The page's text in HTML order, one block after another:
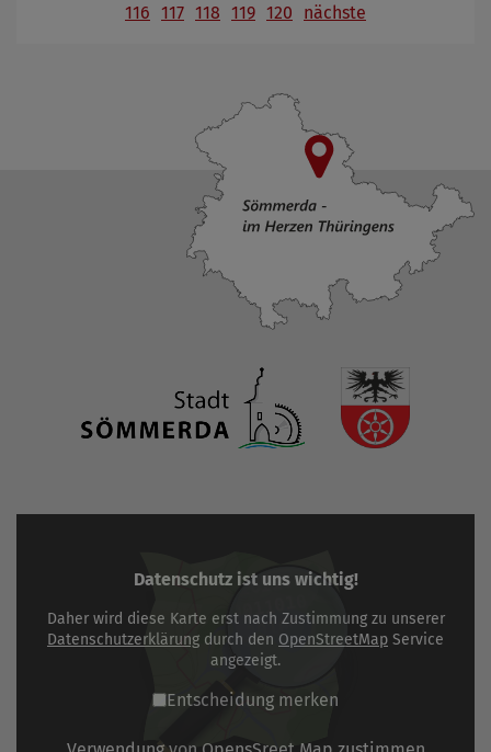
116 117 118 119 120 nächste
Datenschutz ist uns wichtig!
Daher wird diese Karte erst nach Zustimmung zu unserer
Datenschutzerklärung durch den OpenStreetMap Service
angezeigt.
Entscheidung merken